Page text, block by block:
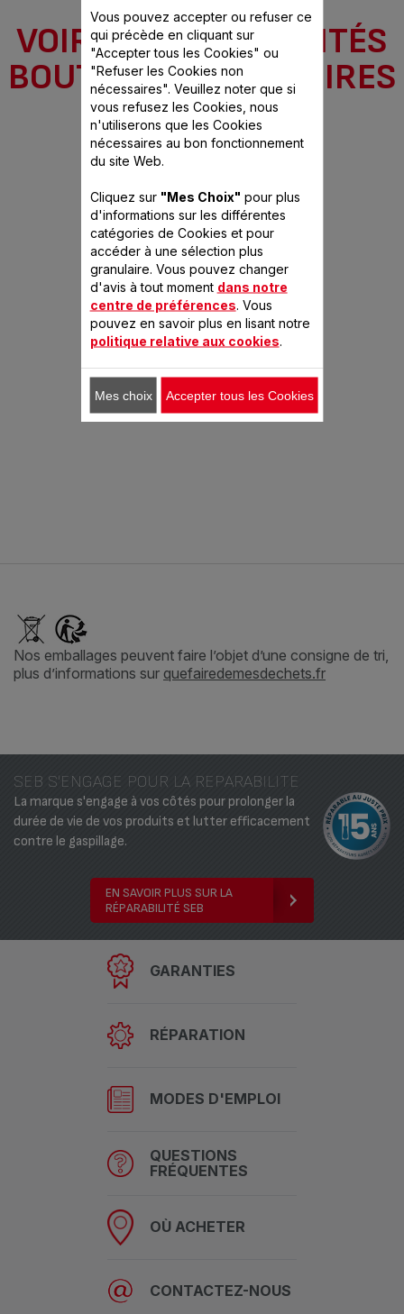
N'utilisez pas votre appareil. Afin d'éviter tout danger, faites-le
obligatoirement remplacer par un réparateur agréé.
Est-ce que cette FAQ a été utile ?
OUI NON
Déposez votre appareil dans un centre de tri sélectif ou un
centre d'élimination des déchets.
Est-ce que cette FAQ a été utile ?
OUI NON
Je viens d'ouvrir mon nouvel appareil et je pense qu'il
manque une pièce. Que dois-je faire ?
Si vous pensez qu'une pièce est manquante, contactez le
centre des services consommateurs et nous vous aiderons à
trouver une solution appropriée.
OUI NON
Où puis-je acheter des accessoires, des consommables ou
des pièces de rechange pour mon appareil ?
Trouvez les accessoires, consommables et pièces de rechange
accessoiresdu site.
Est-ce que cette FAQ a été utile ?
OUI NON
Quelles sont les conditions de garantie de mon produit ?
Toutes les informations sont détaillées dans la rubrique
de ce site.
Est-ce que cette FAQ a été utile ?
OUI NON
VOIR LES EXCLUSIVITÉS
BOUTIQUE ACCESSOIRES
BOITE DE RANGEMENT SS-193218
SS-193218
Cette référence est épuisée définitivement
Nos emballages peuvent faire l’objet d’une consigne de tri,
plus d’informations sur quefairedemesdechets.fr
SEB S'ENGAGE POUR LA REPARABILITE
La marque s'engage à vos côtés pour prolonger la
durée de vie de vos produits et lutter efficacement
contre le gaspillage.
EN SAVOIR PLUS SUR LA
RÉPARABILITÉ SEB
GARANTIES
RÉPARATION
MODES D'EMPLOI
QUESTIONS
FRÉQUENTES
OÙ ACHETER
CONTACTEZ-NOUS
Vous pouvez accepter ou refuser ce
qui précède en cliquant sur
"Accepter tous les Cookies" ou
"Refuser les Cookies non
nécessaires". Veuillez noter que si
vous refusez les Cookies, nous
n'utiliserons que les Cookies
nécessaires au bon fonctionnement
du site Web.
Cliquez sur "Mes Choix" pour plus
d'informations sur les différentes
catégories de Cookies et pour
accéder à une sélection plus
granulaire. Vous pouvez changer
d'avis à tout moment dans notre
centre de préférences . Vous
pouvez en savoir plus en lisant notre
politique relative aux cookies
Mes choix Accepter tous les Cookies